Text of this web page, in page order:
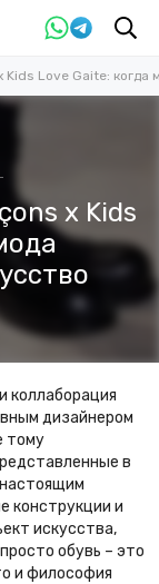
Love Gaite: когда
x Kids
коллаборация
дизайнером
тому
в
конструкции и
искусства,
обувь – это
и философия